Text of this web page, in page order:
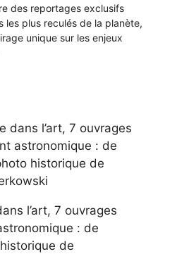
des reportages exclusifs
les plus reculés de la planète,
unique sur les enjeux
l’art, 7 ouvrages
: de
de